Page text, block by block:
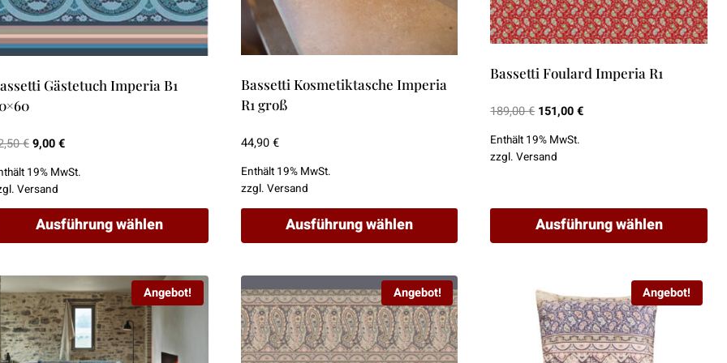
Gästetuch Imperia B1
€ Ursprünglicher
war:
12,50 €
9,00€Aktueller
ist:
19% MwSt.
Versand
Ausführung wählen
weist
Bassetti Kosmetiktasche Imperia
R1 groß
44,90€
Enthält 19% MwSt.
zzgl. Versand
Ausführung wählen
Produkt
weist
mehrere
Varianten
Bassetti Foulard Imperia R1
189,00€ Ursprünglicher
war:
189,00 €
151,00€Aktueller
Enthält 19% MwSt.
zzgl.Versand
Ausführung wählen
mehrere
Varianten
Angebot! Angebot! Angebot!